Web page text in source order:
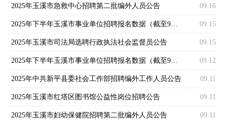
2025年玉溪市急救中心招聘第二批编外人员公告 09.16
2025年下半年玉溪市事业单位招聘报名数据（截至9月14日24:00） 09.15
2025年玉溪市司法局选聘行政执法社会监督员公告 09.15
2025年下半年玉溪市事业单位招聘报名数据（截至9月12日9:00） 09.12
2025年中共新平县委社会工作部招聘编外工作人员公告 09.11
2025年玉溪市红塔区图书馆公益性岗位招聘公告 09.11
2025年玉溪市妇幼保健院招聘第二批编外人员公告 09.11